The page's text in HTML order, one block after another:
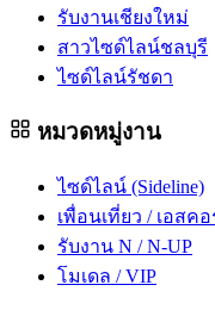
รับงานเชียงใหม่
สาวไซด์ไลน์ชลบุรี
ไซด์ไลน์รัชดา
หมวดหมู่งาน
ไซด์ไลน์ (Sideline)
เพื่อนเที่ยว / เอสค
รับงาน N / N-UP
โมเดล / VIP